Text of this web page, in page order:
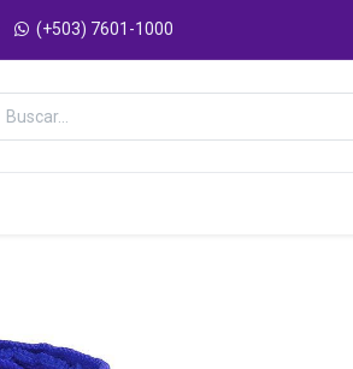
(+503) 7601-1000